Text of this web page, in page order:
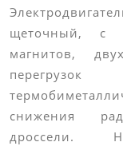
щеточный, с
магнитов,
снижения
дроссели.